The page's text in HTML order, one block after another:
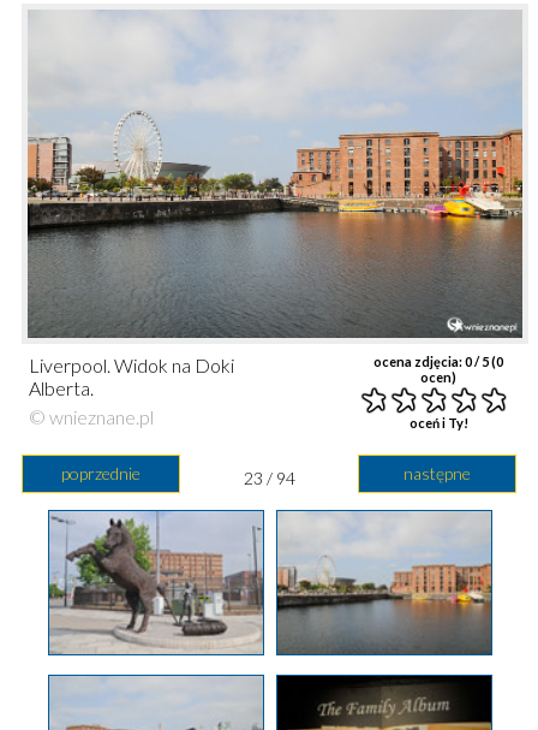
ocena zdjęcia:0/ 5 (0
ocen)
oceń i Ty!
Liverpool. Widok na Doki
Alberta.
© wnieznane.pl
poprzednie następne
23 / 94